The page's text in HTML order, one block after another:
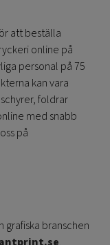
att beställa
online på
personal på 75
kan vara
foldrar
med snabb
på
branschen